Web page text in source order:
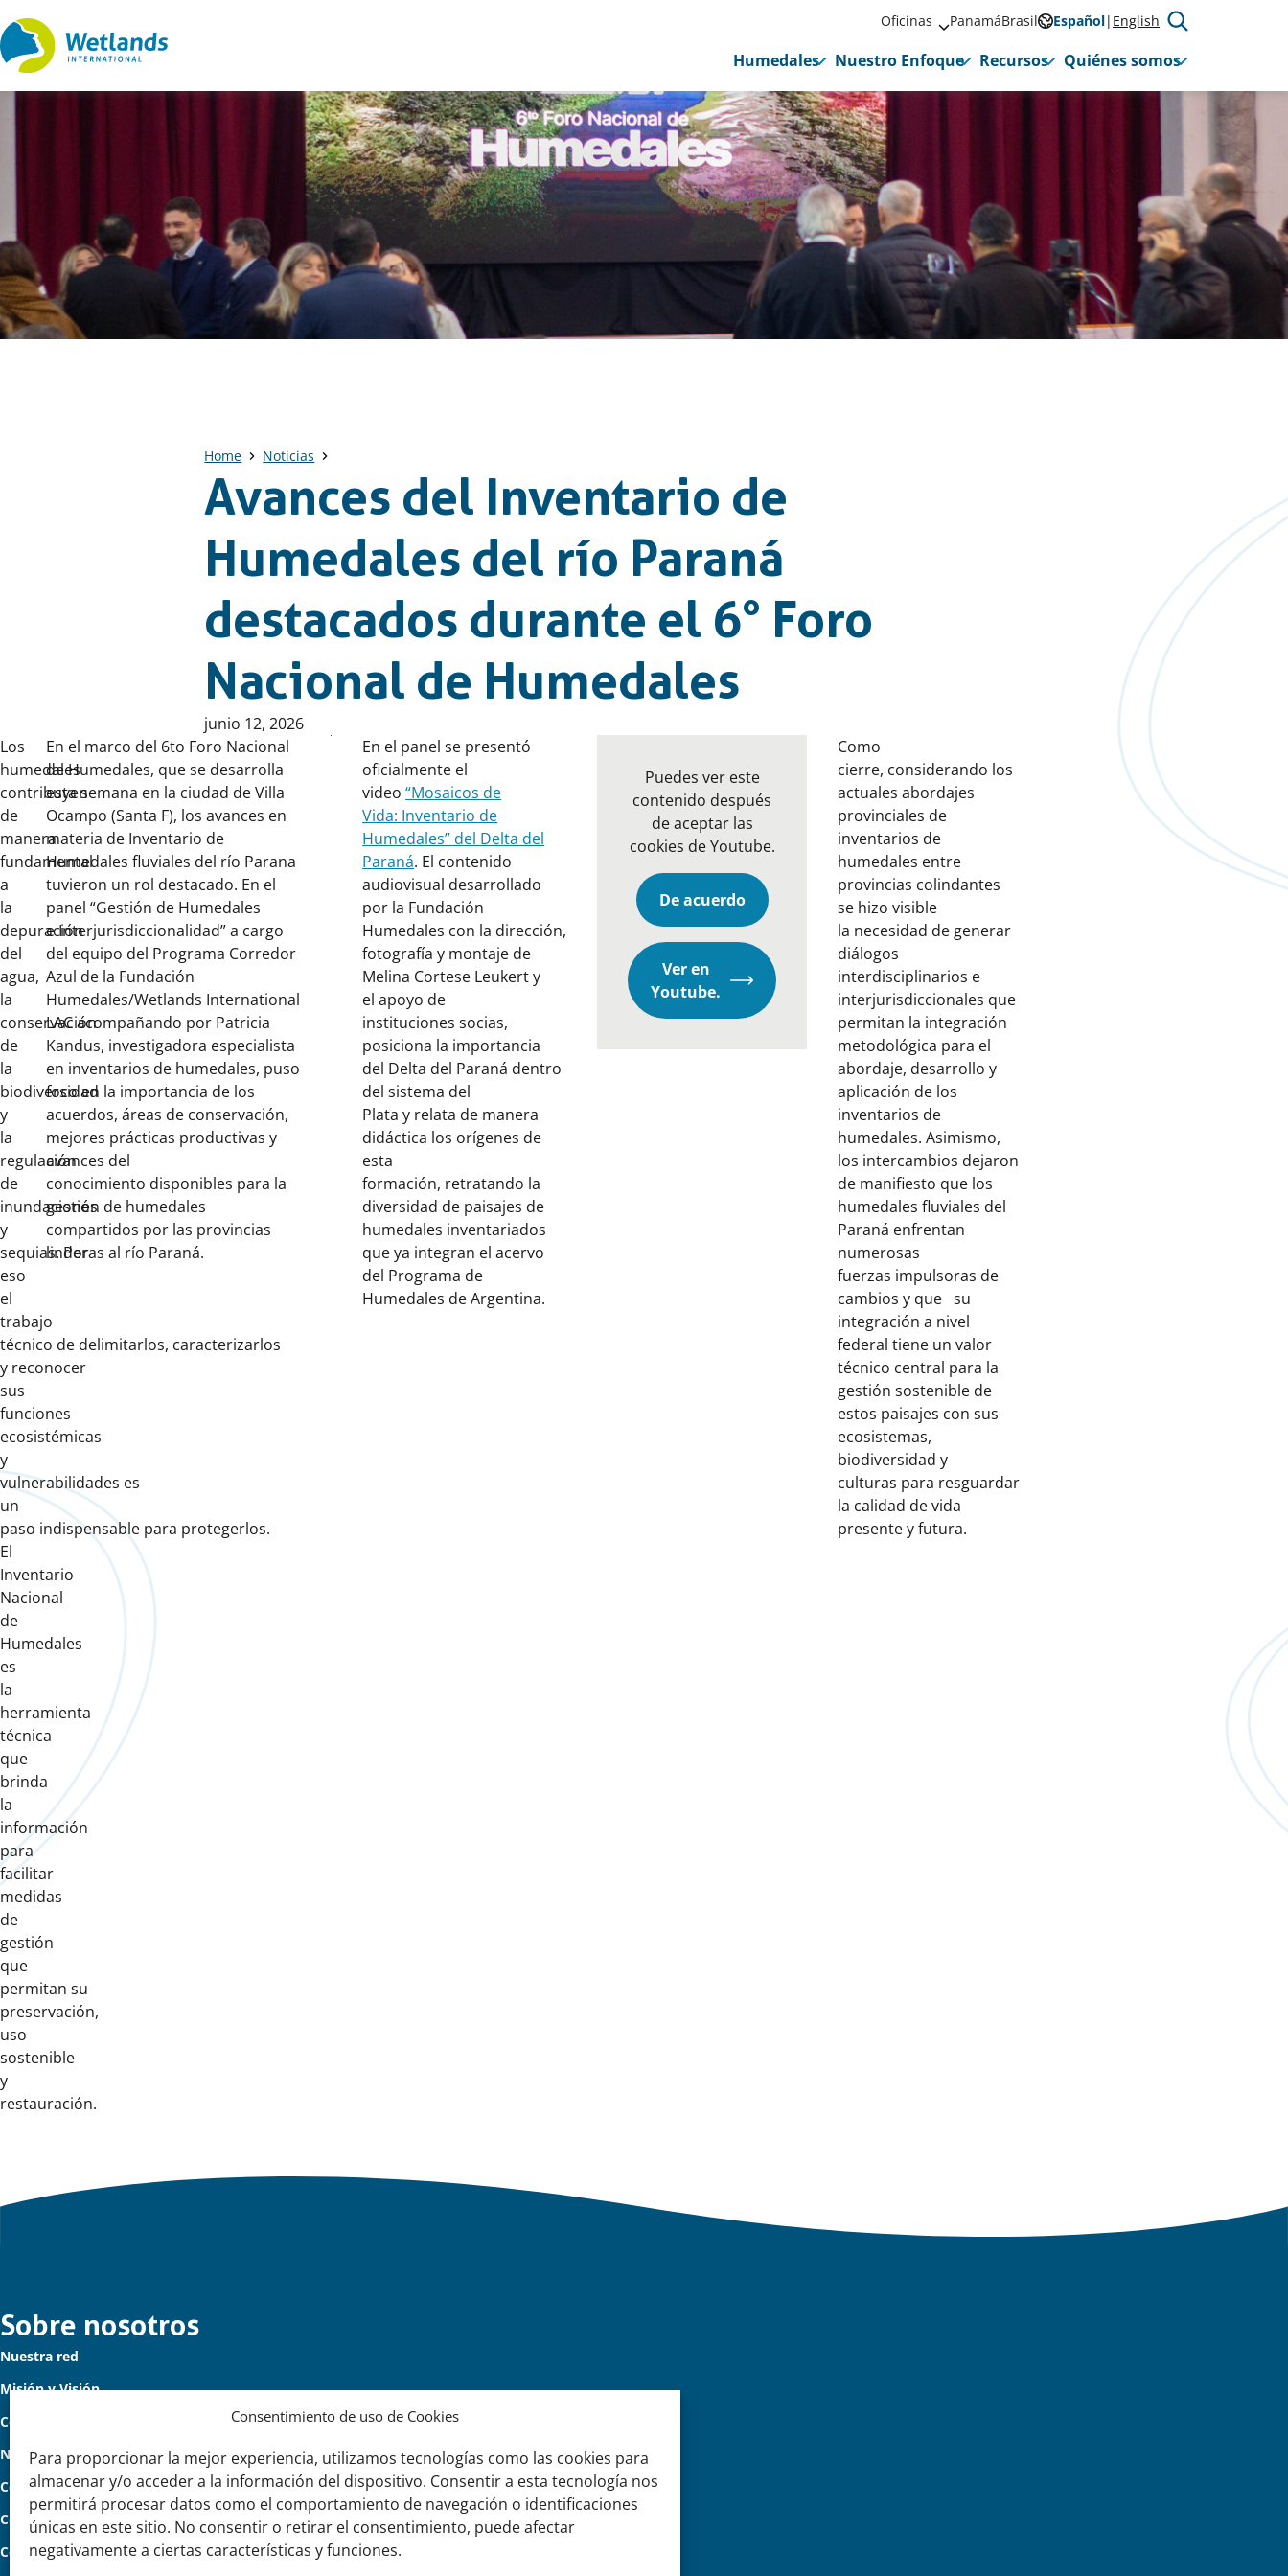
Consentimiento de uso de Cookies
Para proporcionar la mejor experiencia, utilizamos tecnologías como las cookies para
almacenar y/o acceder a la información del dispositivo. Consentir a esta tecnología nos
permitirá procesar datos como el comportamiento de navegación o identificaciones
únicas en este sitio. No consentir o retirar el consentimiento, puede afectar
negativamente a ciertas características y funciones.
Ir
al
Oficinas PanamáBrasil Español English
Humedales Nuestro Enfoque Recursos Quiénes somos
Home Noticias
Avances del Inventario de
Humedales del río Paraná
destacados durante el 6° Foro
Nacional de Humedales
Publicado
en:
junio 12, 2026
Los
humedales
contribuyen
de
manera
fundamental
a
la
depuración
del
agua,
la
conservación
de
la
biodiversidad
y
la
regulación
de
inundaciones
y
sequias. Por
eso
el
trabajo
técnico de delimitarlos, caracterizarlos
y reconocer
sus
funciones
ecosistémicas
y
vulnerabilidades es
un
paso indispensable para protegerlos.
El
Inventario
Nacional
de
Humedales
es
la
herramienta
técnica
que
brinda
la
información
para
facilitar
medidas
de
gestión
que
permitan su
preservación,
uso
sostenible
y
restauración.
En el marco del 6to Foro Nacional
de Humedales, que se desarrolla
esta semana en la ciudad de Villa
Ocampo (Santa F), los avances en
materia de Inventario de
Humedales fluviales del río Parana
tuvieron un rol destacado. En el
panel “Gestión de Humedales
e Interjurisdiccionalidad” a cargo
del equipo del Programa Corredor
Azul de la Fundación
Humedales/Wetlands International
LAC acompañando por Patricia
Kandus, investigadora especialista
en inventarios de humedales, puso
foco en la importancia de los
acuerdos, áreas de conservación,
mejores prácticas productivas y
avances del
conocimiento disponibles para la
gestión de humedales
compartidos por las provincias
linderas al río Paraná.
En el panel se presentó
oficialmente el
video“Mosaicos de
Vida: Inventario de
Humedales” del Delta del
Paraná. El contenido
audiovisual desarrollado
por la Fundación
Humedales con la dirección,
fotografía y montaje de
Melina Cortese Leukert y
el apoyo de
instituciones socias,
posiciona la importancia
del Delta del Paraná dentro
del sistema del
Plata y relata de manera
didáctica los orígenes de
esta
formación, retratando la
diversidad de paisajes de
humedales inventariados
que ya integran el acervo
del Programa de
Humedales de Argentina.
Puedes ver este
contenido después
de aceptar las
cookies de Youtube.
De acuerdo
Ver en
Youtube. Opens
in
Como
cierre, considerando los
actuales abordajes
provinciales de
inventarios de
humedales entre
provincias colindantes
se hizo visible
la necesidad de generar
diálogos
interdisciplinarios e
interjurisdiccionales que
permitan la integración
metodológica para el
abordaje, desarrollo y
aplicación de los
inventarios de
humedales. Asimismo,
los intercambios dejaron
de manifiesto que los
humedales fluviales del
Paraná enfrentan
numerosas
fuerzas impulsoras de
cambios y que su
integración a nivel
federal tiene un valor
técnico central para la
gestión sostenible de
estos paisajes con sus
ecosistemas,
biodiversidad y
culturas para resguardar
la calidad de vida
presente y futura.
Links
importantes
Sobre nosotros
Nuestra red
Misión y Visión
Cómo trabajamos
Nuestra historia
Conozca a nuestro equipo
Colaboran con nosotros
Contacto